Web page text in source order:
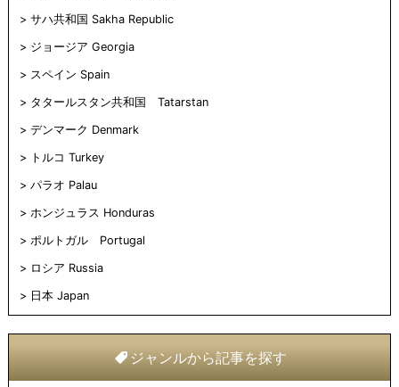
サハ共和国 Sakha Republic
ジョージア Georgia
スペイン Spain
タタールスタン共和国 Tatarstan
デンマーク Denmark
トルコ Turkey
パラオ Palau
ホンジュラス Honduras
ポルトガル Portugal
ロシア Russia
日本 Japan
ジャンルから記事を探す